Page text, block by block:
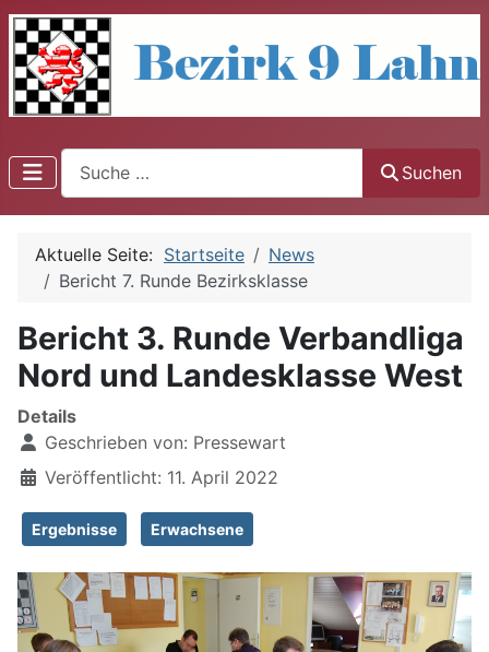
Suchen
Suchen
Aktuelle Seite: Startseite
News
Bericht 7. Runde Bezirksklasse
Bericht 3. Runde Verbandliga
Nord und Landesklasse West
Details
Geschrieben von: Pressewart
Veröffentlicht: 11. April 2022
Ergebnisse Erwachsene